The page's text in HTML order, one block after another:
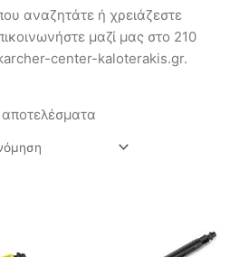
αναζητάτε ή χρειάζεστε
μαζί μας στο 210
center-kaloterakis.gr.